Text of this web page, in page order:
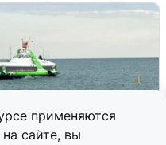
применяются
сайте, вы